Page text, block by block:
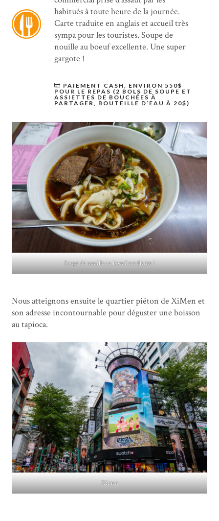
habitués à toute heure de la journée.
Carte traduite en anglais et accueil très
sympa pour les touristes. Soupe de
nouille au boeuf excellente. Une super
gargote !
PAIEMENT CASH, ENVIRON 550$
POUR LE REPAS (2 BOLS DE SOUPE ET
ASSIETTES DE BOUCHÉES À
PARTAGER, BOUTEILLE D’EAU À 20$)
Soupe de nouille au boeuf excellente !
Nous atteignons ensuite le quartier piéton de XiMen et
son adresse incontournable pour déguster une boisson
au tapioca.
Ximen